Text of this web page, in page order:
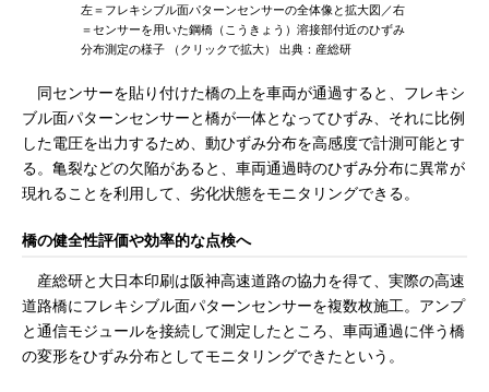
左＝フレキシブル面パターンセンサーの全体像と拡大図／右
＝センサーを用いた鋼橋（こうきょう）溶接部付近のひずみ
分布測定の様子 （クリックで拡大） 出典：産総研
同センサーを貼り付けた橋の上を車両が通過すると、フレキシ
ブル面パターンセンサーと橋が一体となってひずみ、それに比例
した電圧を出力するため、動ひずみ分布を高感度で計測可能とす
る。亀裂などの欠陥があると、車両通過時のひずみ分布に異常が
現れることを利用して、劣化状態をモニタリングできる。
橋の健全性評価や効率的な点検へ
産総研と大日本印刷は阪神高速道路の協力を得て、実際の高速
道路橋にフレキシブル面パターンセンサーを複数枚施工。アンプ
と通信モジュールを接続して測定したところ、車両通過に伴う橋
の変形をひずみ分布としてモニタリングできたという。